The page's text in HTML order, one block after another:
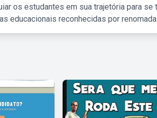
os estudantes em sua trajetória para
educacionais reconhecidas por